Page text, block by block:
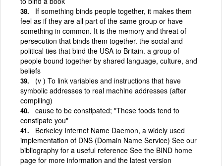
If something binds people together, it makes them
feel as if they are all part of the same group or have
something in common. It is the memory and threat of
persecution that binds them together. the social and
political ties that bind the USA to Britain. a group of
people bound together by shared language, culture, and
beliefs
(v ) To link variables and instructions that have
symbolic addresses to real machine addresses (after
compiling)
cause to be constipated; "These foods tend to
constipate you"
Berkeley Internet Name Daemon, a widely used
implementation of DNS (Domain Name Service) See our
bibliography for a useful reference See the BIND home
page for more information and the latest version